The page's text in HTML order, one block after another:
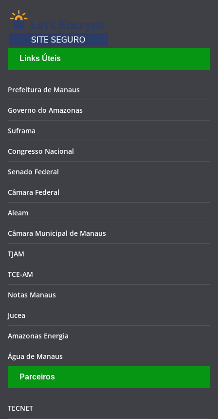
Links Úteis
Prefeitura de Manaus
Governo do Amazonas
Suframa
Congresso Nacional
Senado Federal
Câmara Federal
Aleam
Câmara Municipal de Manaus
TJAM
TCE-AM
Notas Manaus
Jucea
Amazonas Energia
Água de Manaus
Parceiros
TECNET